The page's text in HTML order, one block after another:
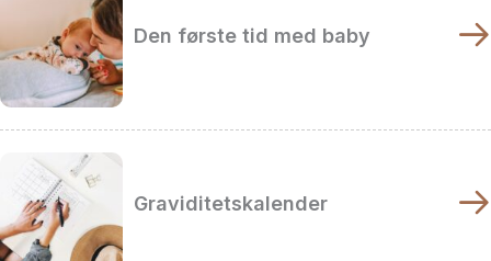
Den første tid med baby
Graviditetskalender